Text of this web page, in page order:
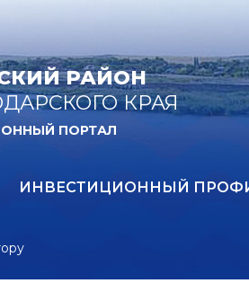
РАЙОН
КРАЯ
ПОРТАЛ
ИНВЕСТИЦИОННЫЙ